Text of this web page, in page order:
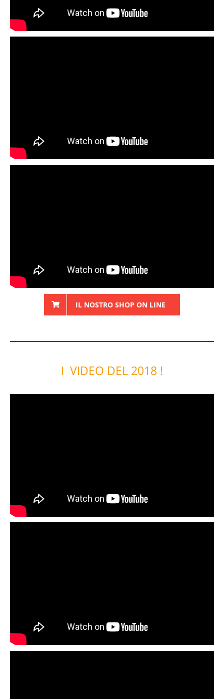
IL NOSTRO SHOP ON LINE
I VIDEO DEL 2018 !